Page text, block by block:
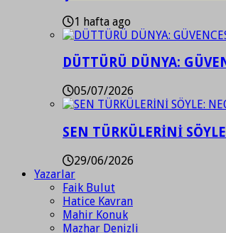
1 hafta ago
DÜTTÜRÜ DÜNYA:
05/07/2026
SEN TÜRKÜLERİNİ
29/06/2026
Yazarlar
Faik Bulut
Hatice Kavran
Mahir Konuk
Mazhar Denizli